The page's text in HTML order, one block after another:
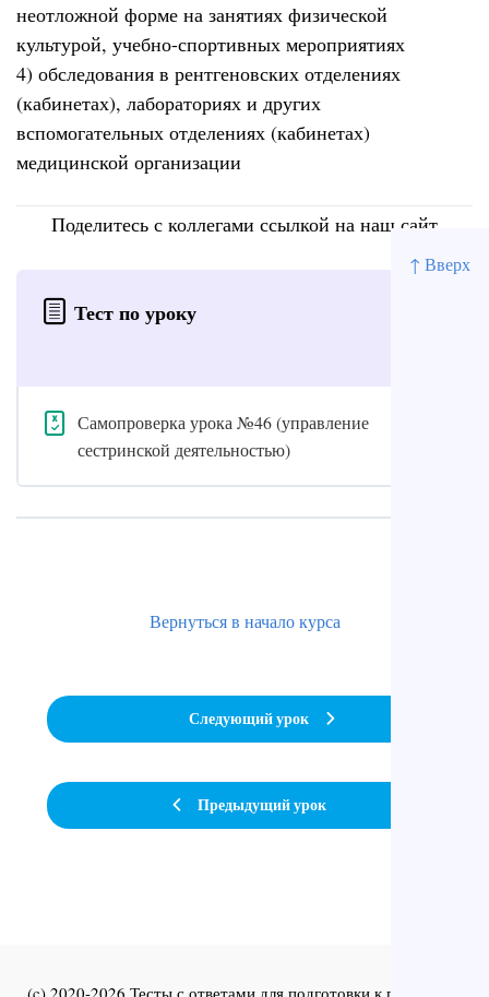
↑ Вверх
неотложной форме на занятиях физической
культурой, учебно-спортивных мероприятиях
4) обследования в рентгеновских отделениях
(кабинетах), лабораториях и других
вспомогательных отделениях (кабинетах)
медицинской организации
Поделитесь с коллегами ссылкой на наш сайт
Тест по уроку
Самопроверка урока №46 (управление
сестринской деятельностью)
Предыдущий урок
Вернуться в начало курса
Следующий урок
(c) 2020-2026 Тесты с ответами для подготовки к первичной